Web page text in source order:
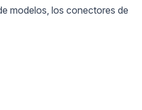
modelos, los conectores de